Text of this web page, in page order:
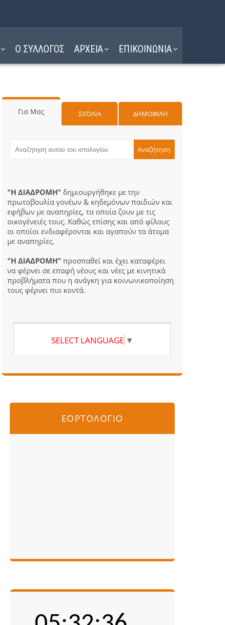
Ο ΣΥΛΛΟΓΟΣ ΑΡΧΕΙΑ ΕΠΙΚΟΙΝΩΝΙΑ
Για Μας ΣΧΌΛΙΑ ΔΗΜΟΦΙΛΗ
"Η ΔΙΑΔΡΟΜΗ" δημιουργήθηκε με την
πρωτοβουλία γονέων & κηδεμόνων παιδιών και
εφήβων με αναπηρίες, τα οποία ζουν με τις
οικογένειές τους. Καθώς επίσης και από φίλους
οι οποίοι ενδιαφέρονται και αγαπούν τα άτομα
με αναπηρίες.
"Η ΔΙΑΔΡΟΜΗ" προσπαθεί και έχει καταφέρει
να φέρνει σε επαφή νέους και νέες με κινητικά
προβλήματα που η ανάγκη για κοινωνικοποίηση
τους φέρνει πιο κοντά.
SELECT LANGUAGE ▼
ΕΟΡΤΟΛΟΓΙΟ